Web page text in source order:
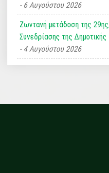
6 Αυγούστου 2026
Ζωντανή μετάδοση της
Συνεδρίασης της
4 Αυγούστου 2026